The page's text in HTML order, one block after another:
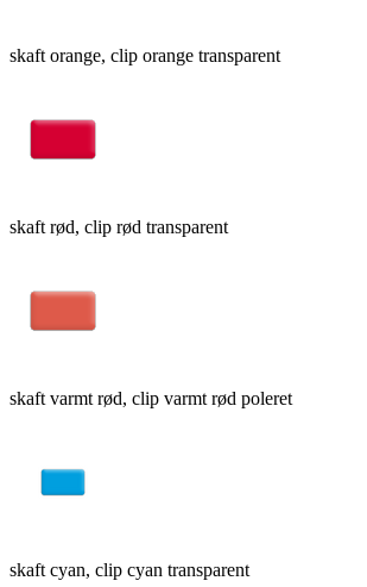
skaft orange, clip orange transparent
skaft rød, clip rød transparent
skaft varmt rød, clip varmt rød poleret
skaft cyan, clip cyan transparent